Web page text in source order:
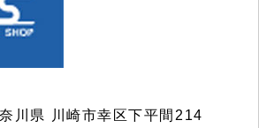
川県 川崎市幸区下平間214